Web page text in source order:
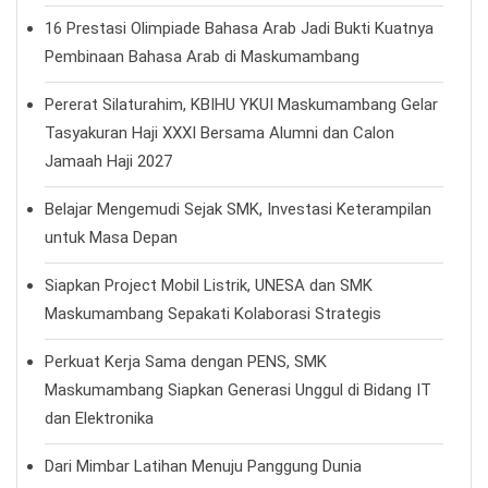
16 Prestasi Olimpiade Bahasa Arab Jadi Bukti Kuatnya
Pembinaan Bahasa Arab di Maskumambang
Pererat Silaturahim, KBIHU YKUI Maskumambang Gelar
Tasyakuran Haji XXXI Bersama Alumni dan Calon
Jamaah Haji 2027
Belajar Mengemudi Sejak SMK, Investasi Keterampilan
untuk Masa Depan
Siapkan Project Mobil Listrik, UNESA dan SMK
Maskumambang Sepakati Kolaborasi Strategis
Perkuat Kerja Sama dengan PENS, SMK
Maskumambang Siapkan Generasi Unggul di Bidang IT
dan Elektronika
Dari Mimbar Latihan Menuju Panggung Dunia